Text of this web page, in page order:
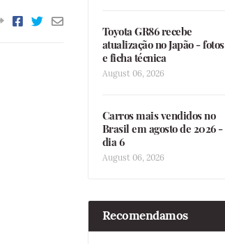
Toyota GR86 recebe
atualização no Japão - fotos
e ficha técnica
August 06, 2026
Carros mais vendidos no
Brasil em agosto de 2026 -
dia 6
August 06, 2026
Recomendamos